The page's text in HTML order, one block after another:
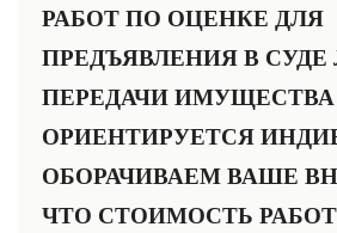
РАБОТ ПО ОЦЕНКЕ ДЛЯ
ПРЕДЪЯВЛЕНИЯ В СУДЕ
ПЕРЕДАЧИ ИМУЩЕСТВА
ОРИЕНТИРУЕТСЯ
ОБОРАЧИВАЕМ ВАШЕ
ЧТО СТОИМОСТЬ